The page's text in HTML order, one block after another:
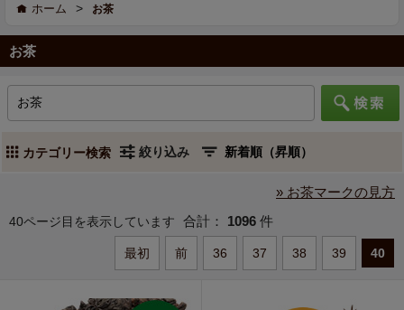
ホーム > お茶
お茶
カテゴリー検索 絞り込み
» お茶マークの見方
40ページ目を表示しています 合計： 1096 件
最初 前 36 37 38 39 40